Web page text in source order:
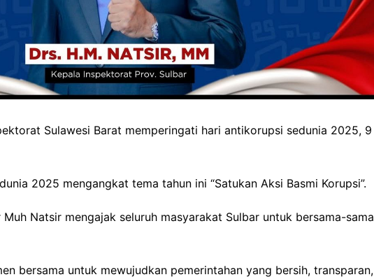
Sulawesi Barat memperingati hari antikorupsi sedunia 2025, 9
2025 mengangkat tema tahun ini “Satukan Aksi Basmi Korupsi”.
Natsir mengajak seluruh masyarakat Sulbar untuk bersama-sama
bersama untuk mewujudkan pemerintahan yang bersih, transparan,